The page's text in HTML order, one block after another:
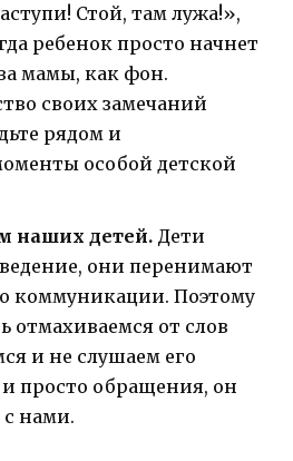
Стой, там лужа!»,
ребенок просто начнет
мамы, как фон.
своих замечаний
рядом и
особой детской
наших детей. Дети
они перенимают
коммуникации. Поэтому
отмахиваемся от слов
и не слушаем его
просто обращения, он
с нами.